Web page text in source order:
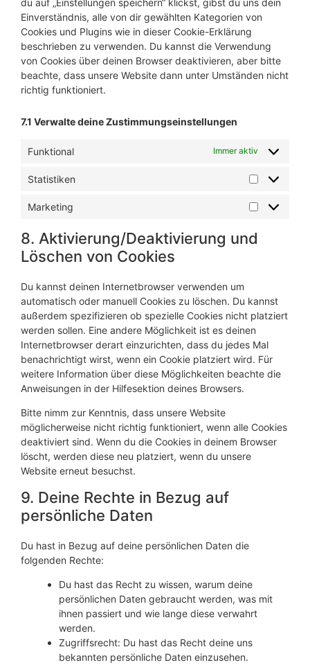
du auf „Einstellungen speichern“ klickst, gibst du uns dein
Einverständnis, alle von dir gewählten Kategorien von
Cookies und Plugins wie in dieser Cookie-Erklärung
beschrieben zu verwenden. Du kannst die Verwendung
von Cookies über deinen Browser deaktivieren, aber bitte
beachte, dass unsere Website dann unter Umständen nicht
richtig funktioniert.
7.1 Verwalte deine Zustimmungseinstellungen
Funktional Immer aktiv
Statistiken
Marketing
8. Aktivierung/Deaktivierung und
Löschen von Cookies
Du kannst deinen Internetbrowser verwenden um
automatisch oder manuell Cookies zu löschen. Du kannst
außerdem spezifizieren ob spezielle Cookies nicht platziert
werden sollen. Eine andere Möglichkeit ist es deinen
Internetbrowser derart einzurichten, dass du jedes Mal
benachrichtigt wirst, wenn ein Cookie platziert wird. Für
weitere Information über diese Möglichkeiten beachte die
Anweisungen in der Hilfesektion deines Browsers.
Bitte nimm zur Kenntnis, dass unsere Website
möglicherweise nicht richtig funktioniert, wenn alle Cookies
deaktiviert sind. Wenn du die Cookies in deinem Browser
löscht, werden diese neu platziert, wenn du unsere
Website erneut besuchst.
9. Deine Rechte in Bezug auf
persönliche Daten
Du hast in Bezug auf deine persönlichen Daten die
folgenden Rechte:
Du hast das Recht zu wissen, warum deine
persönlichen Daten gebraucht werden, was mit
ihnen passiert und wie lange diese verwahrt
werden.
Zugriffsrecht: Du hast das Recht deine uns
bekannten persönliche Daten einzusehen.